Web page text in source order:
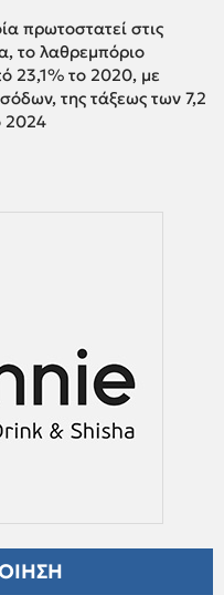
πρωτοστατεί στις
το λαθρεμπόριο
23,1% το 2020, με
της τάξεως των 7,2
2024